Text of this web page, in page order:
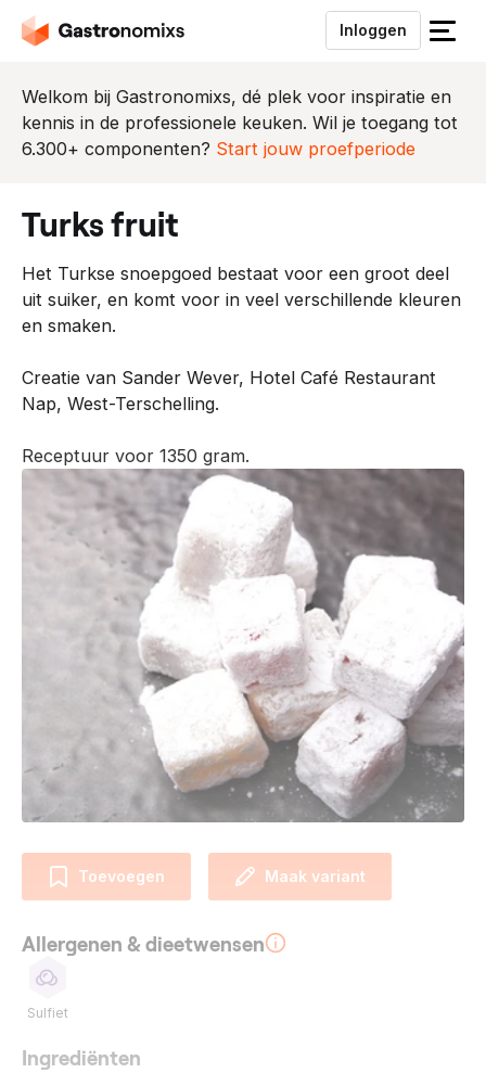
Inloggen
S
u
i
e
n
Welkom bij Gastronomixs, dé plek voor inspiratie en
kennis in de professionele keuken. Wil je toegang tot
6.300+ componenten? Start jouw proefperiode
turks fruit
Het Turkse snoepgoed bestaat voor een groot deel
uit suiker, en komt voor in veel verschillende kleuren
en smaken.
Creatie van Sander Wever, Hotel Café Restaurant
Nap, West-Terschelling.
Receptuur voor 1350 gram.
Toevoegen Maak variant
Allergenen & dieetwensen
Sulfiet
Ingrediënten